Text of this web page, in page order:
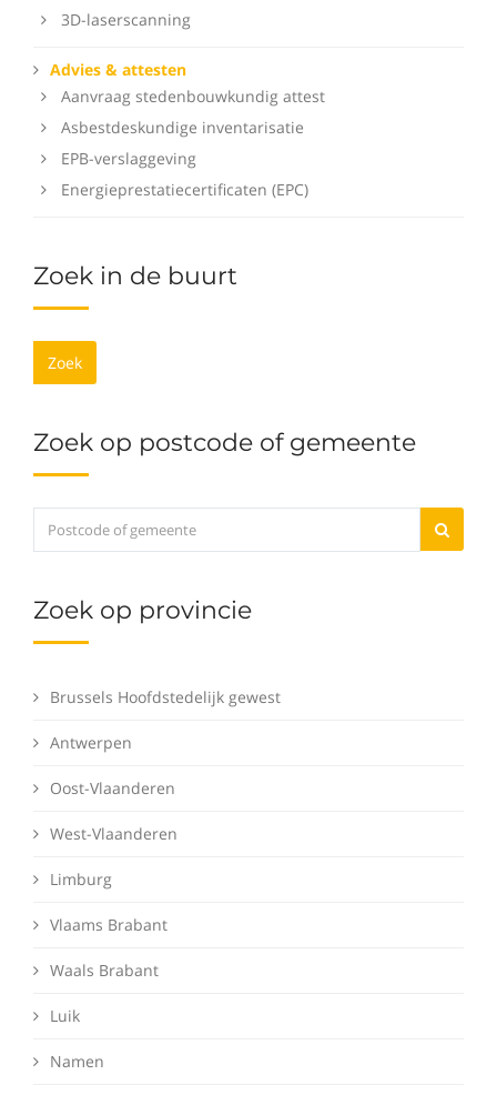
3D-laserscanning
Advies & attesten
Aanvraag stedenbouwkundig attest
Asbestdeskundige inventarisatie
EPB-verslaggeving
Energieprestatiecertificaten (EPC)
Zoek in de buurt
Zoek
Zoek op postcode of gemeente
Zoek op provincie
Brussels Hoofdstedelijk gewest
Antwerpen
Oost-Vlaanderen
West-Vlaanderen
Limburg
Vlaams Brabant
Waals Brabant
Luik
Namen